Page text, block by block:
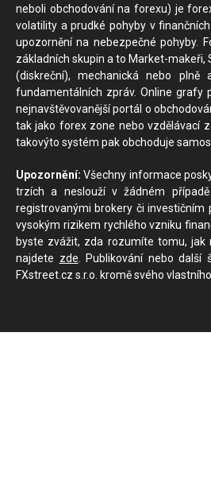
neboli obchodování na forexu) je
volatility a prudké pohyby v
upozornění na nebezpečné pohyby.
základních skupin a to Market-makeři,
(diskreční), mechanická nebo
fundamentálních zpráv. Online grafy
nejnavštěvovanější portál o
tak jako forex zone nebo vzdělávací
takovýto systém pak obchoduje
Upozornění: Všechny informace
trzích a neslouží v žádném
registrovanými brokery či investičním
vysokým rizikem rychlého vzniku
byste zvážit, zda rozumíte tomu,
najdete zde. Publikování nebo další
FXstreet.cz s.r.o. kromě svého